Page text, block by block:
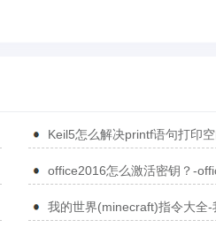
Keil5怎么解决printf语句打印
office2016怎么激活密钥？-
我的世界(minecraft)指令大全-